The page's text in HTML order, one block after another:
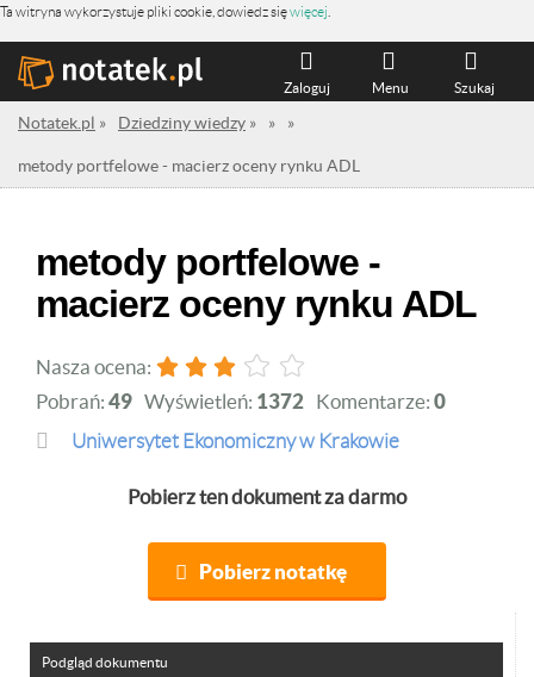
Ta witryna wykorzystuje pliki cookie, dowiedz sięwięcej
Szukaj
Menu
Zaloguj
Notatek.pl » Dziedziny wiedzy » » »
metody portfelowe - macierz oceny rynku ADL
metody portfelowe -
macierz oceny rynku ADL
Nasza ocena:
Pobrań: 49 Wyświetleń: 1372 Komentarze: 0
Uniwersytet Ekonomiczny w Krakowie
Pobierz ten dokument za darmo
Pobierz notatkę
Podgląd dokumentu